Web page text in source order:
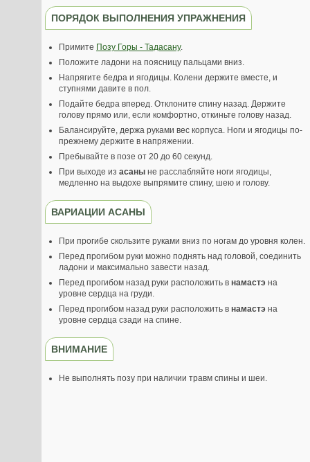
ПОРЯДОК ВЫПОЛНЕНИЯ УПРАЖНЕНИЯ
Примите Позу Горы - Тадасану.
Положите ладони на поясницу пальцами вниз.
Напрягите бедра и ягодицы. Колени держите вместе, и
ступнями давите в пол.
Подайте бедра вперед. Отклоните спину назад. Держите
голову прямо или, если комфортно, откиньте голову назад.
Балансируйте, держа руками вес корпуса. Ноги и ягодицы по-
прежнему держите в напряжении.
Пребывайте в позе от 20 до 60 секунд.
При выходе из асаны не расслабляйте ноги ягодицы,
медленно на выдохе выпрямите спину, шею и голову.
ВАРИАЦИИ АСАНЫ
При прогибе скользите руками вниз по ногам до уровня колен.
Перед прогибом руки можно поднять над головой, соединить
ладони и максимально завести назад.
Перед прогибом назад руки расположить в намастэ на
уровне сердца на груди.
Перед прогибом назад руки расположить в намастэ на
уровне сердца сзади на спине.
ВНИМАНИЕ
Не выполнять позу при наличии травм спины и шеи.